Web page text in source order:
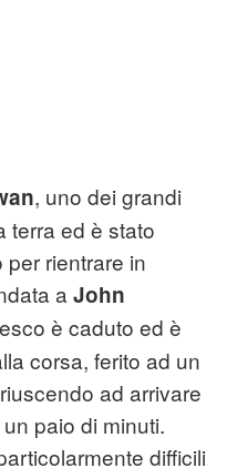
, uno dei grandi
terra ed è stato
rientrare in
a John
è caduto ed è
corsa, ferito ad un
ad arrivare
paio di minuti.
difficili